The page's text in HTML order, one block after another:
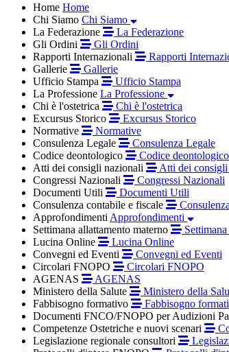
Home Home
Chi Siamo Chi Siamo
La Federazione
La Federazione
Gli Ordini
Gli Ordini
Rapporti Internazionali
Rapporti
Gallerie
Gallerie
Ufficio Stampa
Ufficio Stampa
La Professione La Professione
Chi è l'ostetrica
Chi è l'ostetrica
Excursus Storico
Excursus Storico
Normative
Normative
Consulenza Legale
Consulenza Legale
Codice deontologico
Codice deontologico
Atti dei consigli nazionali
Atti dei
Congressi Nazionali
Congressi Nazionali
Documenti Utili
Documenti Utili
Consulenza contabile e fiscale
Approfondimenti Approfondimenti
Settimana allattamento materno
Lucina Online
Lucina Online
Convegni ed Eventi
Convegni ed Eventi
Circolari FNOPO
Circolari FNOPO
AGENAS
AGENAS
Ministero della Salute
Ministero della
Fabbisogno formativo
Fabbisogno
Documenti FNCO/FNOPO per Audizioni
Competenze Ostetriche e nuovi scenari
Legislazione regionale consultori